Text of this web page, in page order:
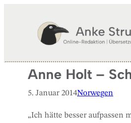
Anne Holt –
5. Januar 2014Norwegen
„Ich hätte besser aufpassen